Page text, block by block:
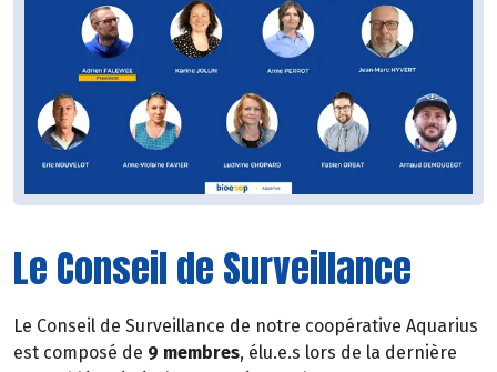
Le Conseil de Surveillance
Le Conseil de Surveillance de notre coopérative Aquarius
est composé de 9 membres, élu.e.s lors de la dernière